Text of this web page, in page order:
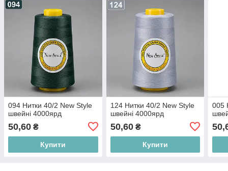
094 Нитки 40/2 New Style
швейні 4000ярд
50,60 ₴
Купити
124 Нитки 40/2 New Style
швейні 4000ярд
50,60₴
Купити
005